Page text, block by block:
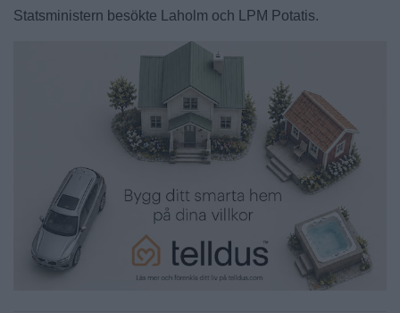
Statsministern besökte Laholm och LPM Potatis.